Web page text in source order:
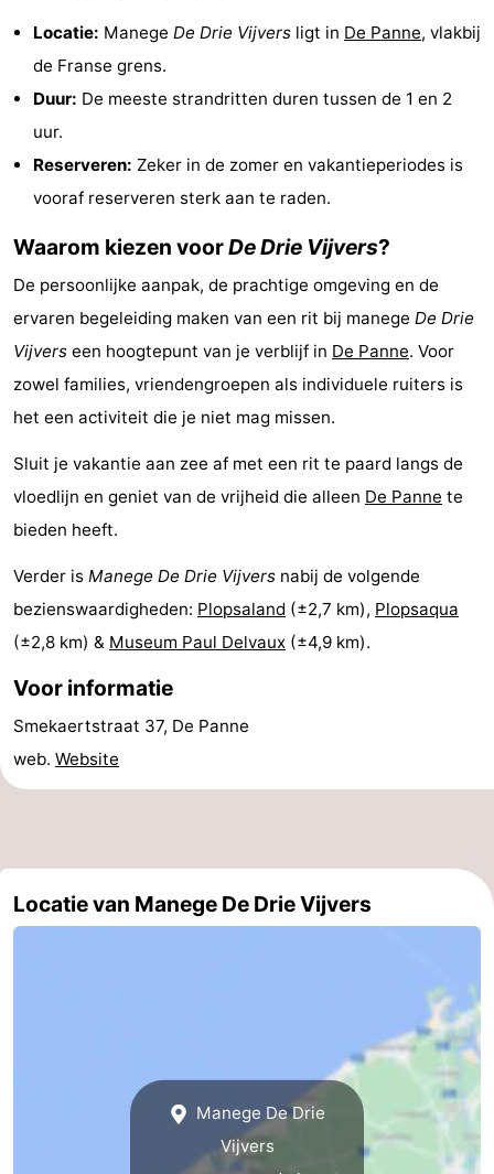
Minigolfbanen
Wellness
&
Natuur
Zwembaden
-
Fietsen
Wandelen
-
Paardrijden
-
Surfen
Eten
en
Jachthaven
Praktisch
Forum
Parkeren
-
Locatie: Manege De Drie Vijvers ligt in De Panne, vlakbij
de Franse grens.
Duur: De meeste strandritten duren tussen de 1 en 2
uur.
Reserveren: Zeker in de zomer en vakantieperiodes is
vooraf reserveren sterk aan te raden.
Waarom kiezen voorDe Drie Vijvers?
De persoonlijke aanpak, de prachtige omgeving en de
ervaren begeleiding maken van een rit bij manege De Drie
Vijvers een hoogtepunt van je verblijf in De Panne. Voor
zowel families, vriendengroepen als individuele ruiters is
het een activiteit die je niet mag missen.
Sluit je vakantie aan zee af met een rit te paard langs de
vloedlijn en geniet van de vrijheid die alleen De Panne te
bieden heeft.
Verder is Manege De Drie Vijvers nabij de volgende
bezienswaardigheden: Plopsaland (±2,7 km), Plopsaqua
(±2,8 km) & Museum Paul Delvaux (±4,9 km).
Voor informatie
Smekaertstraat 37, De Panne
web. Website
Locatie van Manege De Drie Vijvers
Manege De Drie
Vijvers